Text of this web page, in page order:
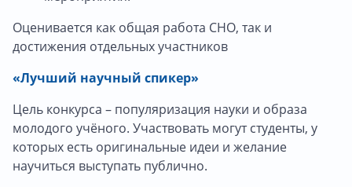
Оценивается как общая работа СНО, так и
достижения отдельных участников
«Лучший научный спикер»
Цель конкурса – популяризация науки и образа
молодого учёного. Участвовать могут студенты, у
которых есть оригинальные идеи и желание
научиться выступать публично.